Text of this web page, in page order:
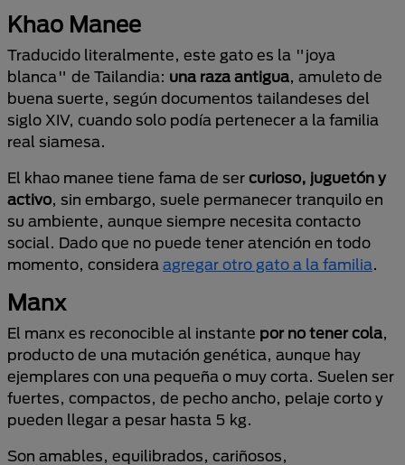
Khao Manee
Traducido literalmente, este gato es la "joya
blanca" de Tailandia: una raza antigua, amuleto de
buena suerte, según documentos tailandeses del
siglo XIV, cuando solo podía pertenecer a la familia
real siamesa.
El khao manee tiene fama de ser curioso, juguetón y
activo, sin embargo, suele permanecer tranquilo en
su ambiente, aunque siempre necesita contacto
social. Dado que no puede tener atención en todo
momento, considera agregar otro gato a la familia.
Manx
El manx es reconocible al instante por no tener cola,
producto de una mutación genética, aunque hay
ejemplares con una pequeña o muy corta. Suelen ser
fuertes, compactos, de pecho ancho, pelaje corto y
pueden llegar a pesar hasta 5 kg.
Son amables, equilibrados, cariñosos,